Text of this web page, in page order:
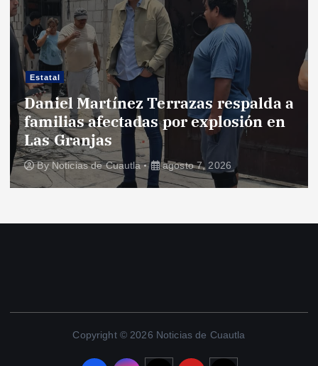
Estatal
Daniel Martínez Terrazas respalda a
familias afectadas por explosión en
Las Granjas
ByNoticias de Cuautla agosto 7, 2026
Copyright © 2026 Noticias de Cuautla